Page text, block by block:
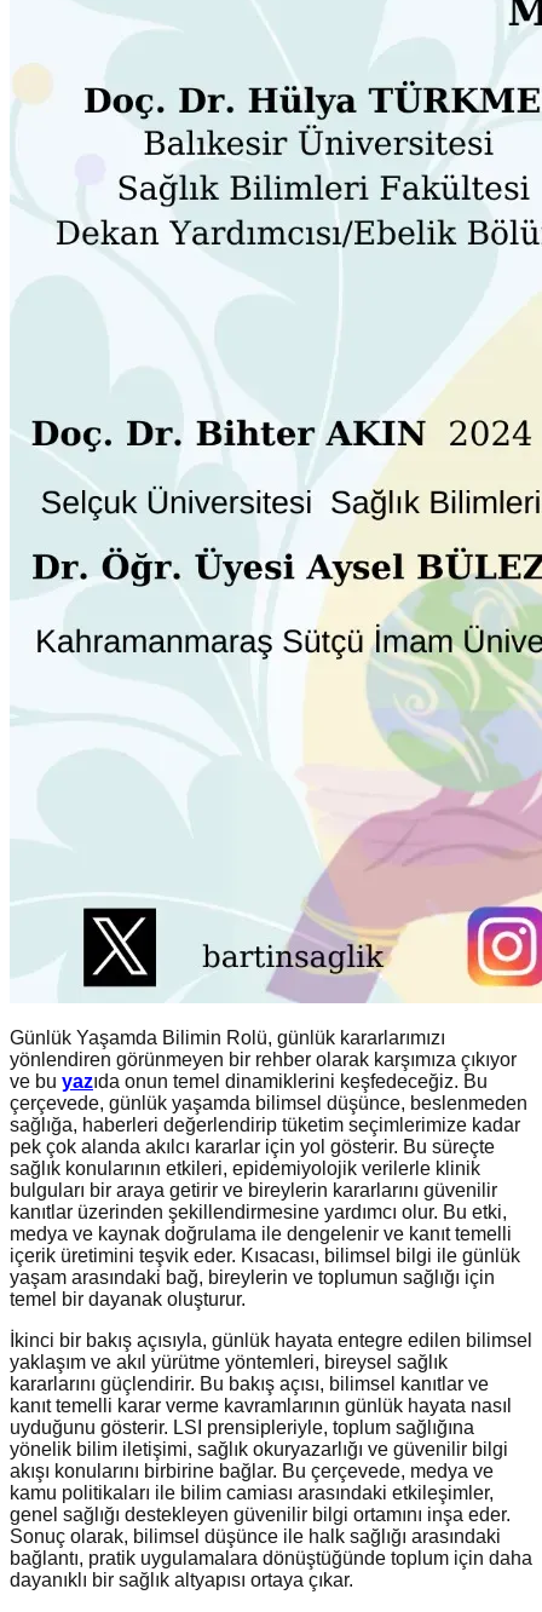
Günlük Yaşamda Bilimin Rolü, günlük kararlarımızı
yönlendiren görünmeyen bir rehber olarak karşımıza çıkıyor
ve bu yazıda onun temel dinamiklerini keşfedeceğiz. Bu
çerçevede, günlük yaşamda bilimsel düşünce, beslenmeden
sağlığa, haberleri değerlendirip tüketim seçimlerimize kadar
pek çok alanda akılcı kararlar için yol gösterir. Bu süreçte
sağlık konularının etkileri, epidemiyolojik verilerle klinik
bulguları bir araya getirir ve bireylerin kararlarını güvenilir
kanıtlar üzerinden şekillendirmesine yardımcı olur. Bu etki,
medya ve kaynak doğrulama ile dengelenir ve kanıt temelli
içerik üretimini teşvik eder. Kısacası, bilimsel bilgi ile günlük
yaşam arasındaki bağ, bireylerin ve toplumun sağlığı için
temel bir dayanak oluşturur.
İkinci bir bakış açısıyla, günlük hayata entegre edilen bilimsel
yaklaşım ve akıl yürütme yöntemleri, bireysel sağlık
kararlarını güçlendirir. Bu bakış açısı, bilimsel kanıtlar ve
kanıt temelli karar verme kavramlarının günlük hayata nasıl
uyduğunu gösterir. LSI prensipleriyle, toplum sağlığına
yönelik bilim iletişimi, sağlık okuryazarlığı ve güvenilir bilgi
akışı konularını birbirine bağlar. Bu çerçevede, medya ve
kamu politikaları ile bilim camiası arasındaki etkileşimler,
genel sağlığı destekleyen güvenilir bilgi ortamını inşa eder.
Sonuç olarak, bilimsel düşünce ile halk sağlığı arasındaki
bağlantı, pratik uygulamalara dönüştüğünde toplum için daha
dayanıklı bir sağlık altyapısı ortaya çıkar.